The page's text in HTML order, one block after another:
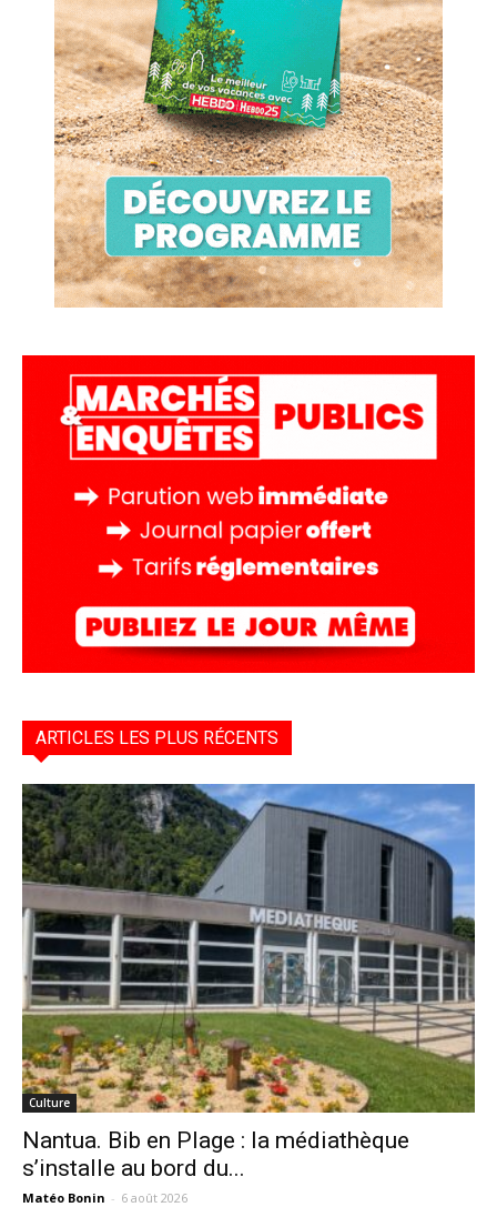
ARTICLES LES PLUS RÉCENTS
Culture
Nantua. Bib en Plage : la médiathèque
s’installe au bord du...
Matéo Bonin - 6 août 2026